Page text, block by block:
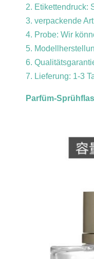
2. Etikettendruck:
3. verpackende
4. Probe: Wir
5.
6.
7. Lieferung: 1-3
Parfüm-